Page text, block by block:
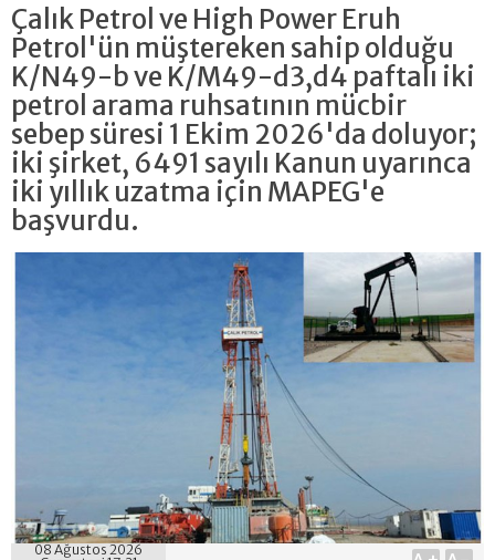
Çalık Petrol ve High Power Eruh
Petrol'ün müştereken sahip olduğu
K/N49-b ve K/M49-d3,d4 paftalı iki
petrol arama ruhsatının mücbir
sebep süresi 1 Ekim 2026'da doluyor;
iki şirket, 6491 sayılı Kanun uyarınca
iki yıllık uzatma için MAPEG'e
başvurdu.
08 Ağustos 2026